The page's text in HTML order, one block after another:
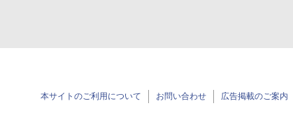
本サイトのご利用について お問い合わせ 広告掲載のご案内